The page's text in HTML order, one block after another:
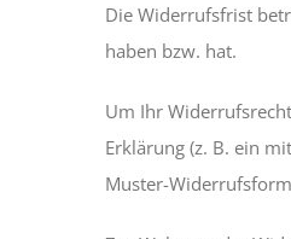
Die Widerrufsfrist
haben bzw. hat.
Um Ihr
Erklärung (z. B. ein
Muster-